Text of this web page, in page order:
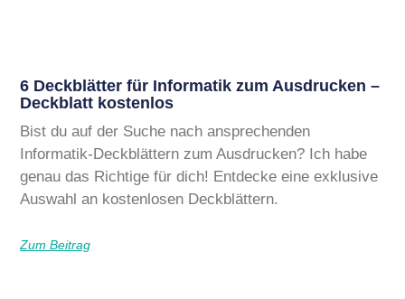
6 Deckblätter für Informatik zum Ausdrucken –
Deckblatt kostenlos
Bist du auf der Suche nach ansprechenden
Informatik-Deckblättern zum Ausdrucken? Ich habe
genau das Richtige für dich! Entdecke eine exklusive
Auswahl an kostenlosen Deckblättern.
Zum Beitrag